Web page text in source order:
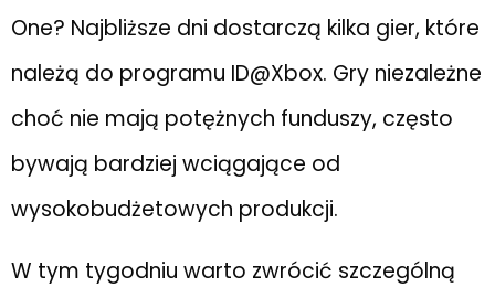
One? Najbliższe dni dostarczą kilka gier, które
należą do programu ID@Xbox. Gry niezależne
choć nie mają potężnych funduszy, często
bywają bardziej wciągające od
wysokobudżetowych produkcji.
W tym tygodniu warto zwrócić szczególną